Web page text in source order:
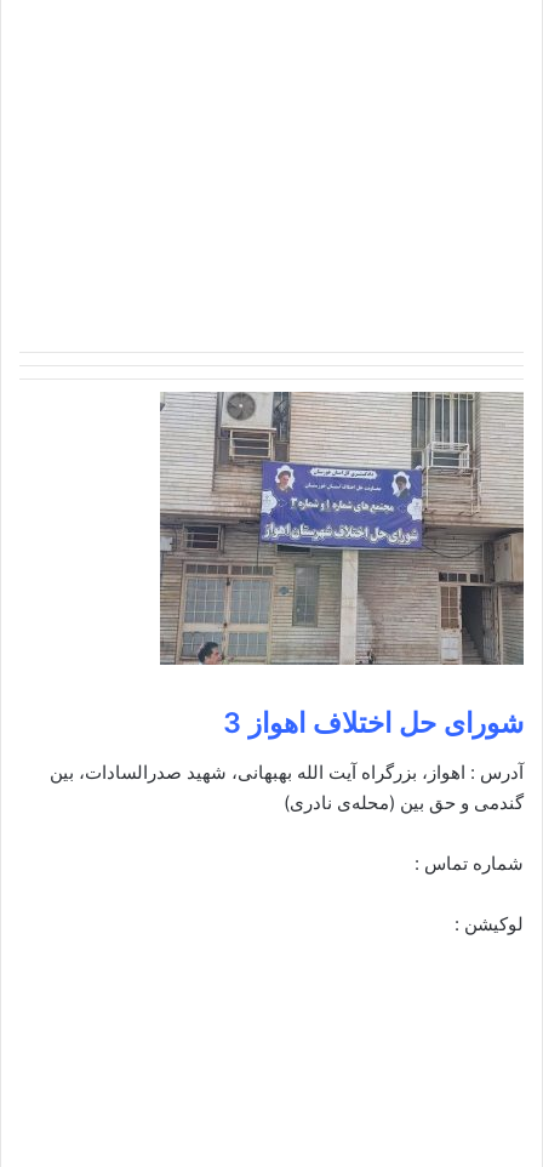
شورای حل اختلاف اهواز 3
آدرس : اهواز، بزرگراه آیت الله بهبهانی، شهید صدرالسادات، بین
گندمی و حق بین (محله‌ی نادری)
شماره تماس :
لوکیشن :